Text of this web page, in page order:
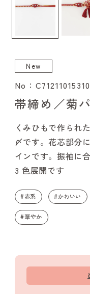
New
No：
帯締め／菊
くみひもで作られ
〆です。花芯部分
インです。振袖に
3 色展開です
#赤系 #かわいい
#華やか